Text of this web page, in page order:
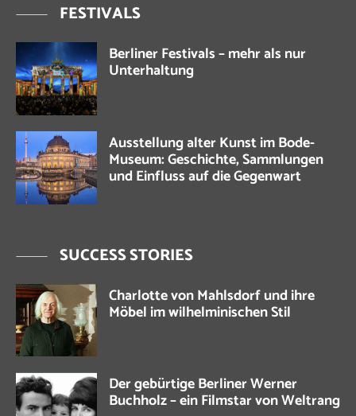
FESTIVALS
Berliner Festivals – mehr als nur
Unterhaltung
Ausstellung alter Kunst im Bode-
Museum: Geschichte, Sammlungen
und Einfluss auf die Gegenwart
SUCCESS STORIES
Charlotte von Mahlsdorf und ihre
Möbel im wilhelminischen Stil
Der gebürtige Berliner Werner
Buchholz – ein Filmstar von Weltrang